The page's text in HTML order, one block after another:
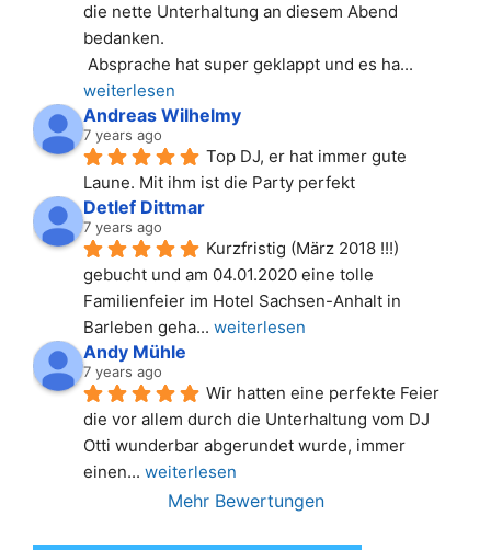
die nette Unterhaltung an diesem Abend
bedanken.
Absprache hat super geklappt und es ha
weiterlesen
Andreas Wilhelmy
7 years ago
Top DJ, er hat immer gute
Laune. Mit ihm ist die Party perfekt
Detlef Dittmar
7 years ago
Kurzfristig (März 2018 !!!)
gebucht und am 04.01.2020 eine tolle
Familienfeier im Hotel Sachsen-Anhalt in
Barleben geha... weiterlesen
Andy Mühle
7 years ago
Wir hatten eine perfekte Feier
die vor allem durch die Unterhaltung vom DJ
Otti wunderbar abgerundet wurde, immer
einen... weiterlesen
Mehr Bewertungen